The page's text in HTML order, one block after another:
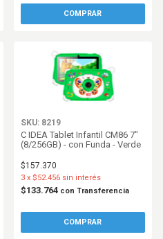
SKU: 8219
C IDEA Tablet Infantil CM86 7"
(8/256GB) - con Funda - Verde
$157.370
$133.764 con Transferencia
3 x $52.456 sin interés